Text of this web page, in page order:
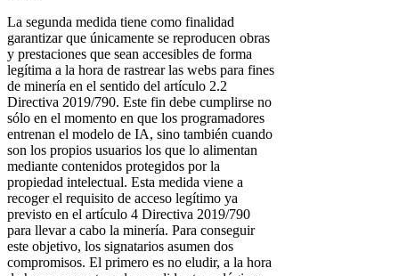
La segunda medida tiene como finalidad
garantizar que únicamente se reproducen obras
y prestaciones que sean accesibles de forma
legítima a la hora de rastrear las webs para fines
de minería en el sentido del artículo 2.2
Directiva 2019/790. Este fin debe cumplirse no
sólo en el momento en que los programadores
entrenan el modelo de IA, sino también cuando
son los propios usuarios los que lo alimentan
mediante contenidos protegidos por la
propiedad intelectual. Esta medida viene a
recoger el requisito de acceso legítimo ya
previsto en el artículo 4 Directiva 2019/790
para llevar a cabo la minería. Para conseguir
este objetivo, los signatarios asumen dos
compromisos. El primero es no eludir, a la hora